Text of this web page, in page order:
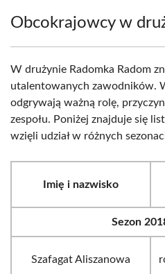
Obcokrajowcy w
W drużynie Radomka Radom
utalentowanych zawodników.
odgrywają ważną rolę,
zespołu. Poniżej znajduje się
wzięli udział w różnych
Imię i nazwisko
Sezon
Szafagat Aliszanowa